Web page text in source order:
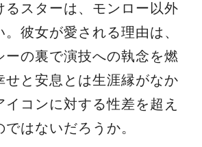
るスターは、モンロー以外
彼女が愛される理由は、
ーの裏で演技への執念を燃
せと安息とは生涯縁がなか
イコンに対する性差を超え
はないだろうか。